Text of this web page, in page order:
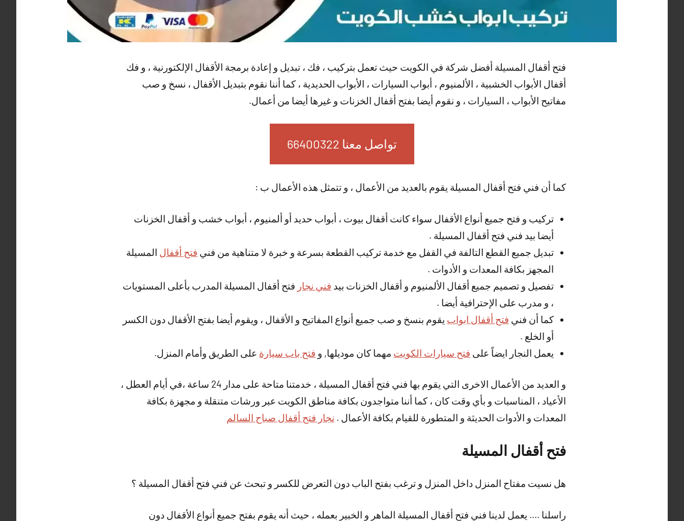
فتح أقفال المسيلة أفضل شركة في الكويت حيث تعمل بتركيب ، فك ، تبديل و إعادة برمجة الأقفال الإلكتورنية ، و فك
أقفال الأبواب الخشبية ، الألمنيوم ، أبواب السيارات ، الأبواب الحديدية ، كما أننا نقوم بتبديل الأقفال ، نسخ و صب
مفاتيح الأبواب ، السيارات ، و نقوم أيضا بفتح أقفال الخزنات و غيرها أيضا من أعمال.
تواصل معنا 66400322
كما أن فني فتح أقفال المسيلة يقوم بالعديد من الأعمال ، و تتمثل هذه الأعمال ب :
تركيب و فتح جميع أنواع الأقفال سواء كانت أقفال بيوت ، أبواب حديد أو ألمنيوم ، أبواب خشب و أقفال الخزنات
أيضا بيد فني فتح أقفال المسيلة .
تبديل جميع القطع التالفة في القفل مع خدمة تركيب القطعة بسرعة و خبرة لا متناهية من فني فتح أقفال المسيلة
المجهز بكافة المعدات و الأدوات .
تفصيل و تصميم جميع أقفال الألمنيوم و أقفال الخزنات بيد فني نجار فتح أقفال المسيلة المدرب بأعلى المستويات
، و مدرب على الإحترافية أيضا .
كما أن فني فتح أقفال ابواب يقوم بنسخ و صب جميع أنواع المفاتيح و الأقفال ، ويقوم أيضا بفتح الأقفال دون الكسر
أو الخلع .
يعمل النجار ايضاً على فتح سيارات الكويت مهما كان موديلها, و فتح باب سيارة على الطريق وأمام المنزل.
و العديد من الأعمال الاخرى التي يقوم بها فني فتح أقفال المسيلة ، خدمتنا متاحة على مدار 24 ساعة ،في أيام العطل ،
الأعياد ، المناسبات و بأي وقت كان ، كما أننا متواجدون بكافة مناطق الكويت عبر ورشات متنقلة و مجهزة بكافة
المعدات و الأدوات الحديثة و المتطورة للقيام بكافة الأعمال . نجار فتح أقفال صباح السالم
فتح أقفال المسيلة
هل نسيت مفتاح المنزل داخل المنزل و ترغب بفتح الباب دون التعرض للكسر و تبحث عن فني فتح أقفال المسيلة ؟
راسلنا …. يعمل لدينا فني فتح أقفال المسيلة الماهر و الخبير بعمله ، حيث أنه يقوم بفتح جميع أنواع الأقفال دون